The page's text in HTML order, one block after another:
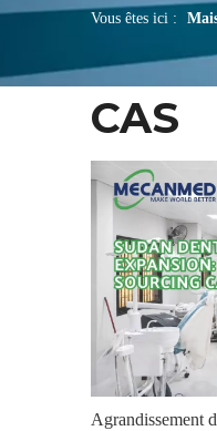
Vous êtes ici :
CAS
Agrandissement